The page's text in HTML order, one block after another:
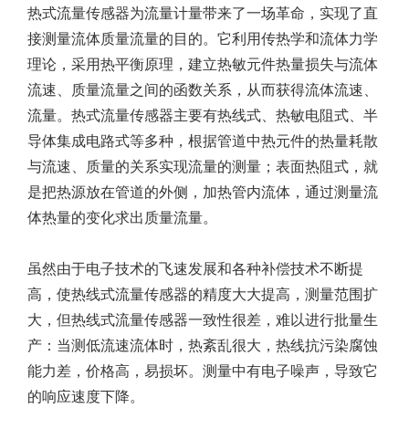
热式流量传感器为流量计量带来了一场革命，实现了直
接测量流体质量流量的目的。它利用传热学和流体力学
理论，采用热平衡原理，建立热敏元件热量损失与流体
流速、质量流量之间的函数关系，从而获得流体流速、
流量。热式流量传感器主要有热线式、热敏电阻式、半
导体集成电路式等多种，根据管道中热元件的热量耗散
与流速、质量的关系实现流量的测量；表面热阻式，就
是把热源放在管道的外侧，加热管内流体，通过测量流
体热量的变化求出质量流量。
虽然由于电子技术的飞速发展和各种补偿技术不断提
高，使热线式流量传感器的精度大大提高，测量范围扩
大，但热线式流量传感器一致性很差，难以进行批量生
产：当测低流速流体时，热紊乱很大，热线抗污染腐蚀
能力差，价格高，易损坏。测量中有电子噪声，导致它
的响应速度下降。